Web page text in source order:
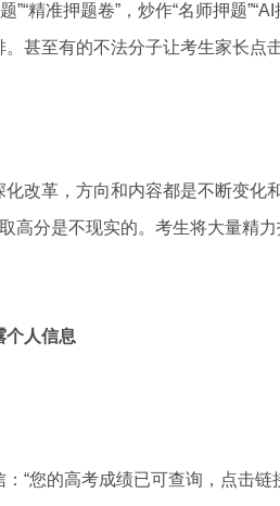
”“精准押题卷”，炒作“名师押题
甚至有的不法分子让考生家长点
革，方向和内容都是不断变化和
高分是不现实的。考生将大量精
个人信息
您的高考成绩已可查询，点击链